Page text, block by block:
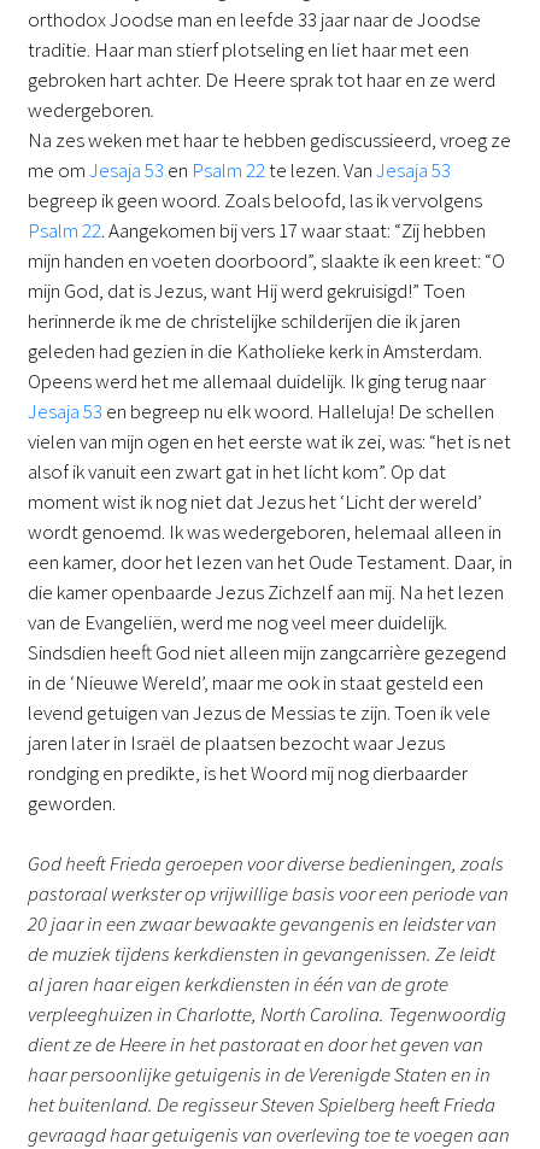
orthodox Joodse man en leefde 33 jaar naar de Joodse
traditie. Haar man stierf plotseling en liet haar met een
gebroken hart achter. De Heere sprak tot haar en ze werd
wedergeboren.
Na zes weken met haar te hebben gediscussieerd, vroeg ze
me omJesaja 53 en Psalm 22te lezen. VanJesaja 53
begreep ik geen woord. Zoals beloofd, las ik vervolgens
Psalm 22. Aangekomen bij vers 17 waar staat: “Zij hebben
mijn handen en voeten doorboord”, slaakte ik een kreet: “O
mijn God, dat is Jezus, want Hij werd gekruisigd!” Toen
herinnerde ik me de christelijke schilderijen die ik jaren
geleden had gezien in die Katholieke kerk in Amsterdam.
Opeens werd het me allemaal duidelijk. Ik ging terug naar
Jesaja 53 en begreep nu elk woord. Halleluja! De schellen
vielen van mijn ogen en het eerste wat ik zei, was: “het is net
alsof ik vanuit een zwart gat in het licht kom”. Op dat
moment wist ik nog niet dat Jezus het ‘Licht der wereld’
wordt genoemd. Ik was wedergeboren, helemaal alleen in
een kamer, door het lezen van het Oude Testament. Daar, in
die kamer openbaarde Jezus Zichzelf aan mij. Na het lezen
van de Evangeliën, werd me nog veel meer duidelijk.
Sindsdien heeft God niet alleen mijn zangcarrière gezegend
in de ‘Nieuwe Wereld’, maar me ook in staat gesteld een
levend getuigen van Jezus de Messias te zijn. Toen ik vele
jaren later in Israël de plaatsen bezocht waar Jezus
rondging en predikte, is het Woord mij nog dierbaarder
geworden.
God heeft Frieda geroepen voor diverse bedieningen, zoals
pastoraal werkster op vrijwillige basis voor een periode van
20 jaar in een zwaar bewaakte gevangenis en leidster van
de muziek tijdens kerkdiensten in gevangenissen. Ze leidt
al jaren haar eigen kerkdiensten in één van de grote
verpleeghuizen in Charlotte, North Carolina. Tegenwoordig
dient ze de Heere in het pastoraat en door het geven van
haar persoonlijke getuigenis in de Verenigde Staten en in
het buitenland. De regisseur Steven Spielberg heeft Frieda
gevraagd haar getuigenis van overleving toe te voegen aan